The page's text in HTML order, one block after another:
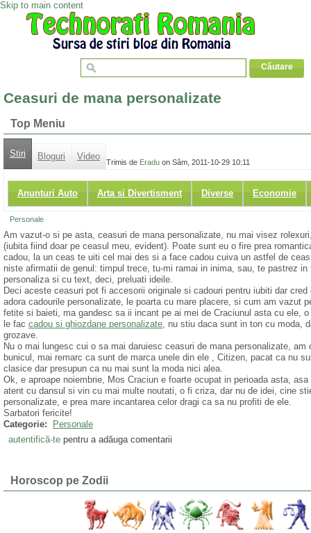
Skip to main content
Ceasuri de mana personalizate
Top Meniu
Stiri Bloguri Video
Anunturi Auto Arta si Divertisment Diverse Economie
Trimis de Eradu on Sâm, 2011-10-29 10:11
Personale
Am vazut-o si pe asta, ceasuri de mana personalizate, nu mai visez
(iubita fiind doar pe ceasul meu, evident). Poate sunt eu o fire prea
cadou, la un ceas te uiti cel mai des si a face cadou cuiva un astfel de
niste afirmatii de genul: timpul trece, tu-mi ramai in inima, sau, te pastrez
personaliza si cu text, deci, preluati ideile.
Deci aceste ceasuri pot fi accesorii originale si cadouri pentru iubiti dar
adora cadourile personalizate, le poarta cu mare placere, si cum am vazut
fetite si baieti, ma gandesc sa ii incant pe ai mei de Craciunul asta cu ele,
le fac cadou si ghiozdane personalizate , nu stiu daca sunt in ton cu moda,
grozave.
Nu o mai lungesc cui o sa mai daruiesc ceasuri de mana personalizate,
bunicul, mai remarc ca sunt de marca unele din ele , Citizen, pacat ca nu
clasice dar presupun ca nu mai sunt la moda nici alea.
Ok, e aproape noiembrie, Mos Craciun e foarte ocupat in perioada asta,
atent cu dansul si vin cu mai multe noutati, o fi criza, dar nu de idei, cine
personalizate, e prea mare incantarea celor dragi ca sa nu profiti de ele.
Sarbatori fericite!
Categorie:
Personale
autentifică-tepentru a adăuga comentarii
Horoscop pe Zodii